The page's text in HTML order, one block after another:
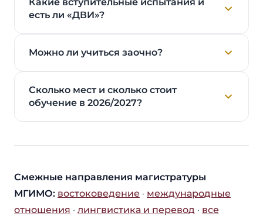
есть ли «ДВИ»?
Можно ли учиться заочно?
Сколько мест и сколько стоит
обучение в 2026/2027?
Смежные направления магистратуры
МГИМО: востоковедение · международные
отношения · лингвистика и перевод · все